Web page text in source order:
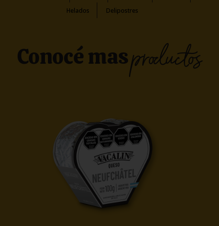
Helados
Delipostres
Conocé masproductos